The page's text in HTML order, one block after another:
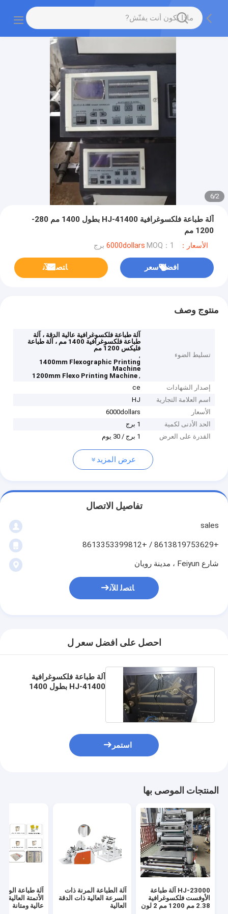
2
/
6
آلة طباعة فلكسوغرافية HJ-41400 بطول 1400 مم 280-
1200 مم
الأسعار：6000dollars MOQ：1 برج
افضل سعر ﺎﺘﺼﻟ ﺍﻶﻧ
منتوج وصف
تسليط الضوء
آلة طباعة فلكسوغرافية عالية الدقة ، آلة
طباعة فلكسوغرافية 1400 مم ، آلة طباعة
فليكس 1200 مم
,
1400mm Flexographic Printing
Machine
,
1200mm Flexo Printing Machine
إصدار الشهادات
ce
اسم العلامة التجارية
HJ
الأسعار
6000dollars
الحد الأدنى لكمية
1 برج
القدرة على العرض
1 برج / 30 يوم
عرض المزيد
تفاصيل الاتصال
sales
+8613819753629 / +8613353399812
شارع Feiyun ، مدينة رويان
ﺎﺘﺼﻟ ﺍﻶﻧ
احصل على افضل سعر ل
آلة طباعة فلكسوغرافية
HJ-41400 بطول 1400
استمر
المنتجات الموصى بها
HJ-23000 آلة طباعة
الأوفست فلكسوغرافية
2.38 مم 1200 مم 2 لون
آلة الطباعة المرنة ذات
السرعة العالية ذات الدقة
العالية
آلة طباعة
الأتمتة العالية
عالية ومتانة